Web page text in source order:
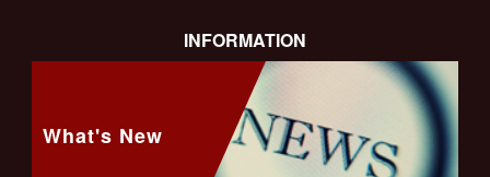
INFORMATION
What's New